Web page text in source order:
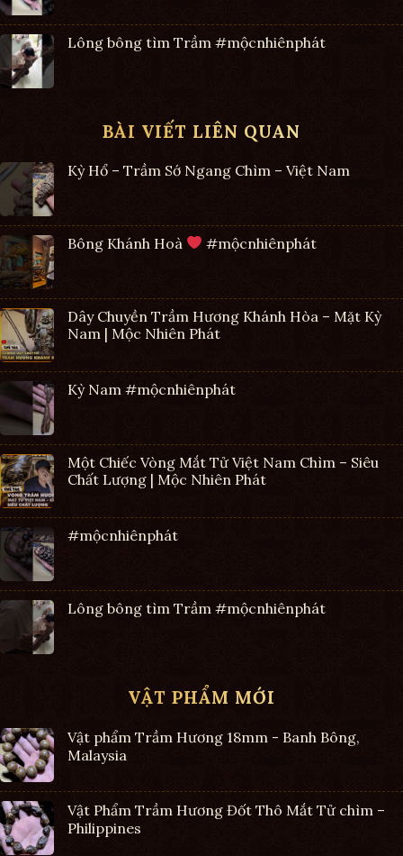
Lông bông tìm Trầm #mộcnhiênphát
BÀI VIẾT LIÊN QUAN
Kỳ Hổ – Trầm Sớ Ngang Chìm – Việt Nam
Bông Khánh Hoà #mộcnhiênphát
Dây Chuyền Trầm Hương Khánh Hòa – Mặt Kỳ
Nam | Mộc Nhiên Phát
Kỳ Nam #mộcnhiênphát
Một Chiếc Vòng Mắt Tử Việt Nam Chìm – Siêu
Chất Lượng | Mộc Nhiên Phát
#mộcnhiênphát
Lông bông tìm Trầm #mộcnhiênphát
VẬT PHẨM MỚI
Vật phẩm Trầm Hương 18mm - Banh Bông,
Malaysia
Vật Phẩm Trầm Hương Đốt Thô Mắt Tử chìm –
Philippines